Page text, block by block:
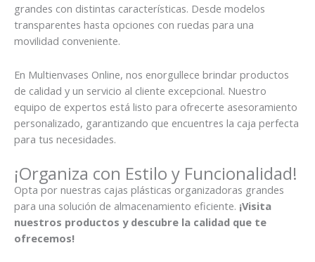
grandes con distintas características. Desde modelos
transparentes hasta opciones con ruedas para una
movilidad conveniente.
En Multienvases Online, nos enorgullece brindar productos
de calidad y un servicio al cliente excepcional. Nuestro
equipo de expertos está listo para ofrecerte asesoramiento
personalizado, garantizando que encuentres la caja perfecta
para tus necesidades.
¡Organiza con Estilo y Funcionalidad!
Opta por nuestras cajas plásticas organizadoras grandes
para una solución de almacenamiento eficiente. ¡Visita
nuestros productos y descubre la calidad que te
ofrecemos!